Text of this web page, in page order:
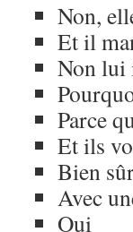
Non,
Et il
Non lui
Parce
Et ils
Bien
Avec
Oui